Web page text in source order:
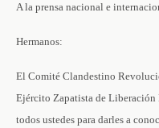
A la prensa nacional e
Hermanos:
El Comité Clandestino
Ejército Zapatista de Liberación
todos ustedes para darles a